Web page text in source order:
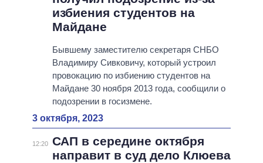
избиения студентов на
Майдане
Бывшему заместителю секретаря СНБО
Владимиру Сивковичу, который устроил
провокацию по избиению студентов на
Майдане 30 ноября 2013 года, сообщили о
подозрении в госизмене.
3 октября, 2023
12:20 САП в середине октября
направит в суд дело Клюева